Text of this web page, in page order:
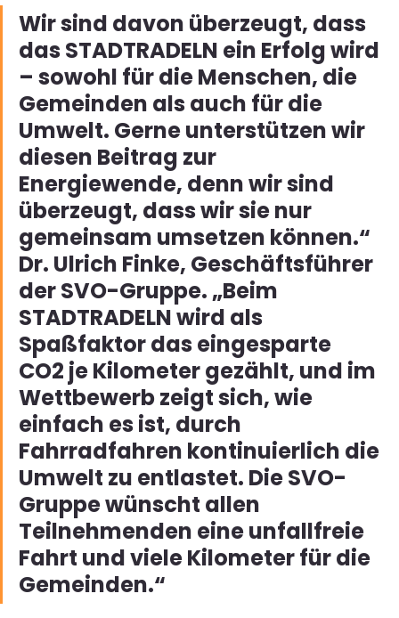
Wir sind davon überzeugt, dass
das STADTRADELN ein Erfolg wird
– sowohl für die Menschen, die
Gemeinden als auch für die
Umwelt. Gerne unterstützen wir
diesen Beitrag zur
Energiewende, denn wir sind
überzeugt, dass wir sie nur
gemeinsam umsetzen können.“
Dr. Ulrich Finke, Geschäftsführer
der SVO-Gruppe. „Beim
STADTRADELN wird als
Spaßfaktor das eingesparte
CO2 je Kilometer gezählt, und im
Wettbewerb zeigt sich, wie
einfach es ist, durch
Fahrradfahren kontinuierlich die
Umwelt zu entlastet. Die SVO-
Gruppe wünscht allen
Teilnehmenden eine unfallfreie
Fahrt und viele Kilometer für die
Gemeinden.“